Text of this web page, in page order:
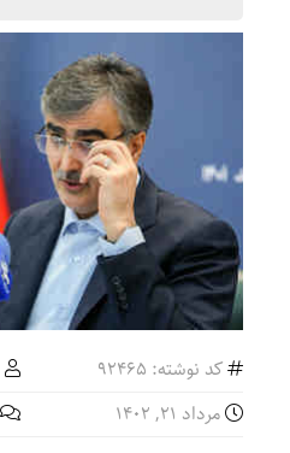
کد نوشته: 92465
مرداد ۲۱, ۱۴۰۲